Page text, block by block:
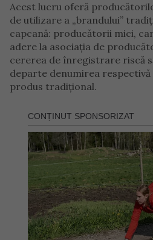
Acest lucru oferă
de utilizare a „brandului”
capcană: producătorii mici,
adere la asociația de
cererea de înregistrare riscă
departe denumirea
produs tradițional.